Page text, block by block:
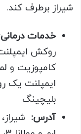
شیراز برطرف کند.
خدمات
روکش
کامپوزیت و
ایمپلنت یک
بلیچینگ
آدرس: